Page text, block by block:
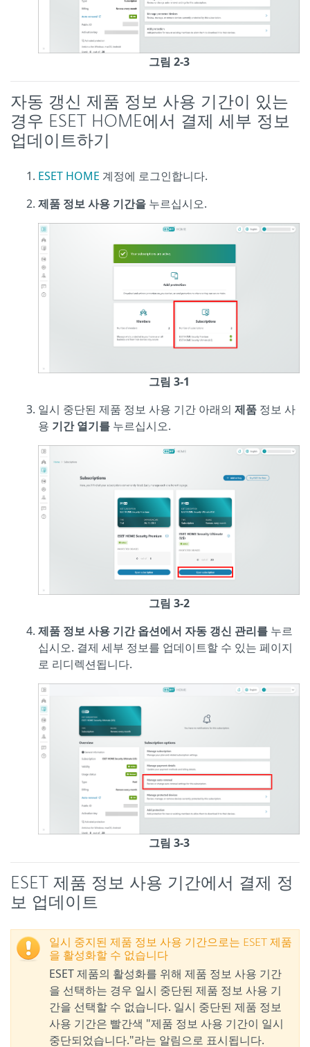
그림 2-3
자동 갱신 제품 정보 사용 기간이 있는
경우 ESET HOME에서 결제 세부 정보
업데이트하기
ESET HOME 계정에 로그인합니다.
제품 정보 사용 기간을 누르십시오.
그림 3-1
일시 중단된 제품 정보 사용 기간 아래의 제품 정보 사
용 기간 열기를 누르십시오.
그림 3-2
제품 정보 사용 기간 옵션에서 자동 갱신 관리를 누르
십시오. 결제 세부 정보를 업데이트할 수 있는 페이지
로 리디렉션됩니다.
그림 3-3
ESET 제품 정보 사용 기간에서 결제 정
보 업데이트
일시 중지된 제품 정보 사용 기간으로는 ESET 제품
을 활성화할 수 없습니다
ESET 제품의 활성화를 위해 제품 정보 사용 기간
을 선택하는 경우 일시 중단된 제품 정보 사용 기
간을 선택할 수 없습니다. 일시 중단된 제품 정보
사용 기간은 빨간색 "제품 정보 사용 기간이 일시
중단되었습니다."라는 알림으로 표시됩니다.